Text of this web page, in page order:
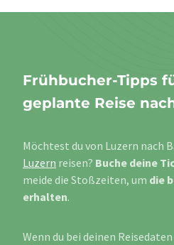
Frühbucher-Tipps
geplante Reise
Möchtest du von Luzern nach
Luzern reisen? Buche deine
meide die Stoßzeiten, um die
erhalten.
Wenn du bei deinen